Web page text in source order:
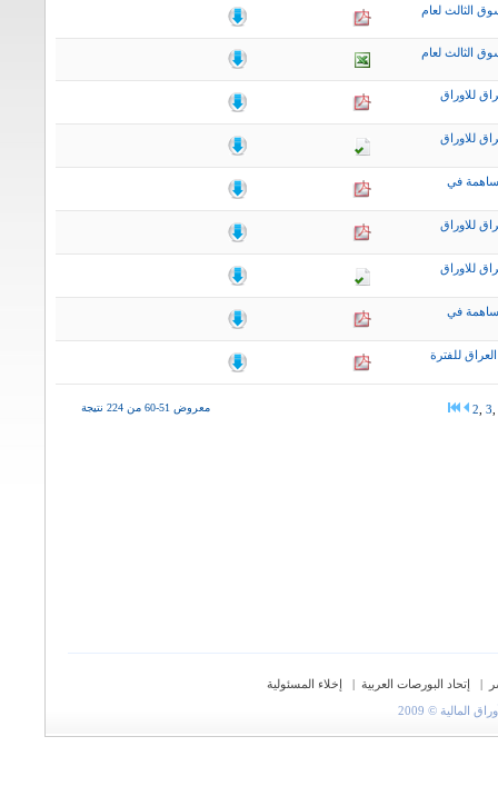
الثالث لعام
الثالث لعام
للاوراق
للاوراق
في
للاوراق
للاوراق
في
للفترة
معروض 51-60 من 224 نتيجة 2 3
| إتحاد البورصات العربية |
إخلاء المسئولية
© 2009